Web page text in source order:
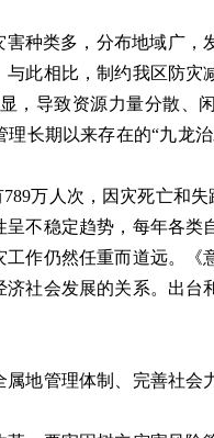
种类多，分布地域广，
此相比，制约我区防
，导致资源力量分散、
长期以来存在的“九龙
万人次，因灾死亡和失
不稳定趋势，每年各类
作仍然任重而道远。《
社会发展的关系。出台
管理体制、完善社会